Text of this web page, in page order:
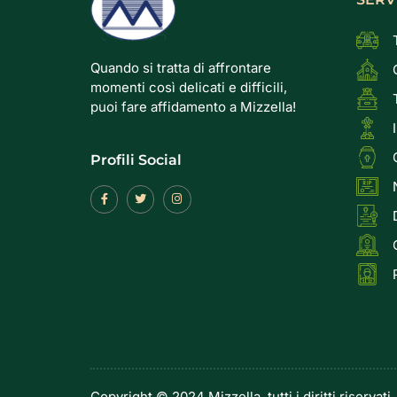
Quando si tratta di affrontare
momenti così delicati e difficili,
puoi fare affidamento a Mizzella!
Profili Social